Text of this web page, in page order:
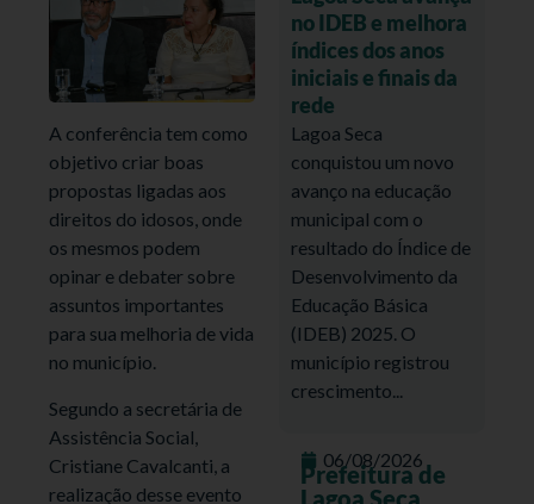
A conferência tem como
objetivo criar boas
propostas ligadas aos
direitos do idosos, onde
os mesmos podem
opinar e debater sobre
assuntos importantes
para sua melhoria de vida
no município.
Segundo a secretária de
Assistência Social,
Cristiane Cavalcanti, a
realização desse evento
no IDEB e melhora
índices dos anos
iniciais e finais da
rede
Lagoa Seca
conquistou um novo
avanço na educação
municipal com o
resultado do Índice de
Desenvolvimento da
Educação Básica
(IDEB) 2025. O
município registrou
crescimento...
06/08/2026
Prefeitura de